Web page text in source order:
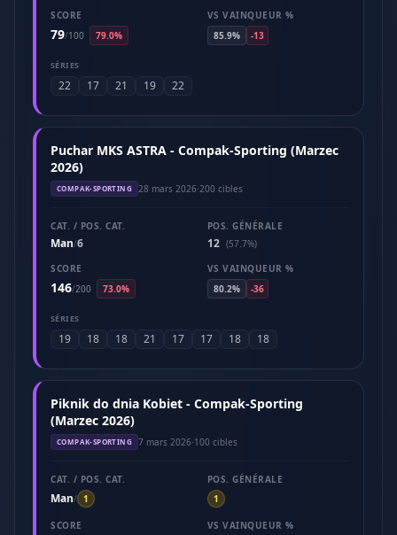
SCORE
79/100 79.0%
VS VAINQUEUR %
85.9%
-13
SÉRIES
22 17 21 19 22
Puchar MKS ASTRA - Compak-Sporting (Marzec
2026)
COMPAK-SPORTING 28 mars 2026·200 cibles
CAT. / POS. CAT.
Man/6
POS. GÉNÉRALE
12 (57.7%)
SCORE
146/200 73.0%
VS VAINQUEUR %
80.2%
-36
SÉRIES
19 18 18 21 17 17 18 18
Piknik do dnia Kobiet - Compak-Sporting
(Marzec 2026)
COMPAK-SPORTING 7 mars 2026·100 cibles
CAT. / POS. CAT.
Man/ 1
POS. GÉNÉRALE
1
SCORE
VS VAINQUEUR %